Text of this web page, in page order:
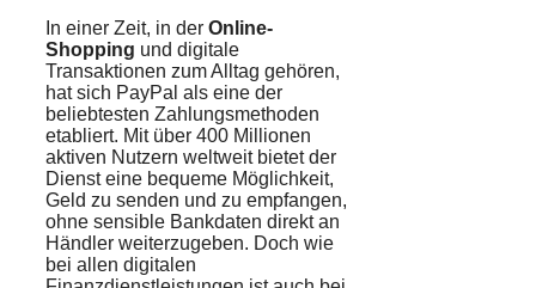
In einer Zeit, in der Online-
Shopping und digitale
Transaktionen zum Alltag gehören,
hat sich PayPal als eine der
beliebtesten Zahlungsmethoden
etabliert. Mit über 400 Millionen
aktiven Nutzern weltweit bietet der
Dienst eine bequeme Möglichkeit,
Geld zu senden und zu empfangen,
ohne sensible Bankdaten direkt an
Händler weiterzugeben. Doch wie
bei allen digitalen